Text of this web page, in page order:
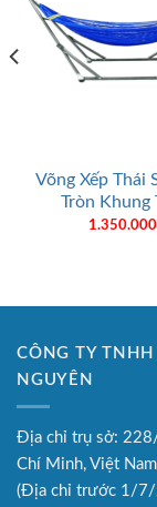
Võng Xếp Thái
Tròn Khung
1.350.000
CÔNG TY
NGUYÊN
Địa chỉ trụ sở:
Chí Minh, Việt Nam
(Địa chỉ trước 1/7/